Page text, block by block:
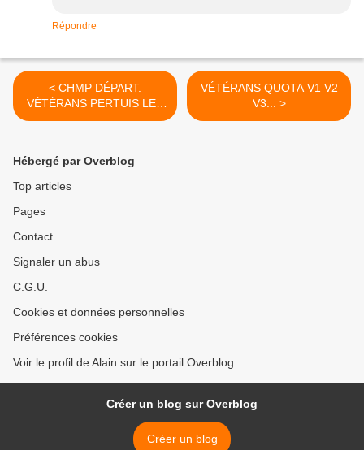
Répondre
< CHMP DÉPART.
VÉTÉRANS PERTUIS LES
8 & 9/12 MAJ 4/12 RAPPEL
VÉTÉRANS QUOTA V1 V2
V3... >
Hébergé par Overblog
Top articles
Pages
Contact
Signaler un abus
C.G.U.
Cookies et données personnelles
Préférences cookies
Voir le profil de Alain sur le portail Overblog
Créer un blog sur Overblog
Créer un blog